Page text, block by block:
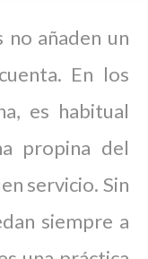
añaden un
En los
es habitual
propina del
servicio. Sin
siempre a